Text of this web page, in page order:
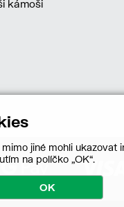
kámoši
jiné mohli ukazovat
na políčko „OK“.
OK